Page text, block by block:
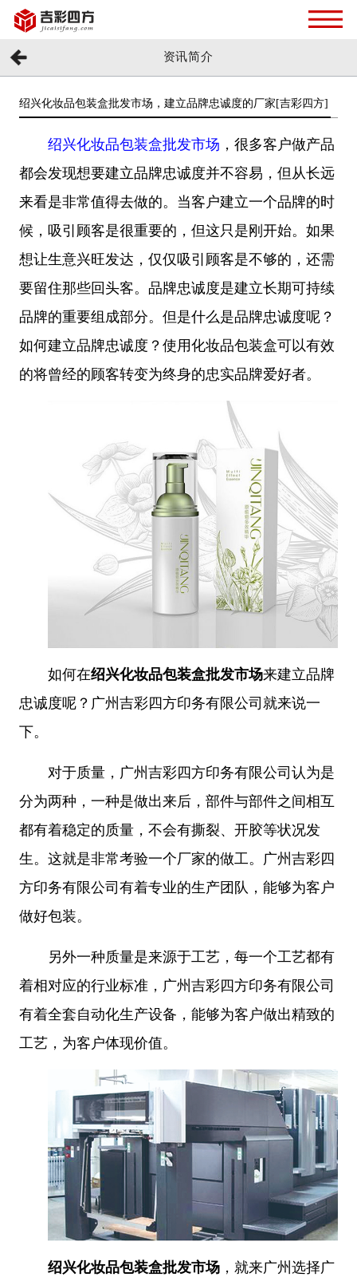
资讯简介
绍兴化妆品包装盒批发市场，建立品牌忠诚度的厂家[吉彩四方]
绍兴化妆品包装盒批发市场 ，很多客户做产品
都会发现想要建立品牌忠诚度并不容易，但从长远
来看是非常值得去做的。当客户建立一个品牌的时
候，吸引顾客是很重要的，但这只是刚开始。如果
想让生意兴旺发达，仅仅吸引顾客是不够的，还需
要留住那些回头客。品牌忠诚度是建立长期可持续
品牌的重要组成部分。但是什么是品牌忠诚度呢？
如何建立品牌忠诚度？使用化妆品包装盒可以有效
的将曾经的顾客转变为终身的忠实品牌爱好者。
如何在绍兴化妆品包装盒批发市场来建立品牌
忠诚度呢？广州吉彩四方印务有限公司就来说一
下。
对于质量，广州吉彩四方印务有限公司认为是
分为两种，一种是做出来后，部件与部件之间相互
都有着稳定的质量，不会有撕裂、开胶等状况发
生。这就是非常考验一个厂家的做工。广州吉彩四
方印务有限公司有着专业的生产团队，能够为客户
做好包装。
另外一种质量是来源于工艺，每一个工艺都有
着相对应的行业标准，广州吉彩四方印务有限公司
有着全套自动化生产设备，能够为客户做出精致的
工艺，为客户体现价值。
绍兴化妆品包装盒批发市场，就来广州选择广